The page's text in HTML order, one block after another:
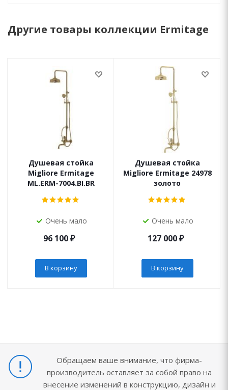
Другие товары коллекции Ermitage
Душевая стойка
Migliore Ermitage
ML.ERM-7004.BI.BR
Очень мало
96 100₽
В корзину
Душевая стойка
Migliore Ermitage 24978
золото
Очень мало
127 000₽
В корзину
Обращаем ваше внимание, что фирма-
производитель оставляет за собой право на
внесение изменений в конструкцию, дизайн и